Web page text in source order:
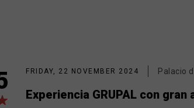
FRIDAY, 22 NOVEMBER 2024 Palacio
Experiencia GRUPAL con